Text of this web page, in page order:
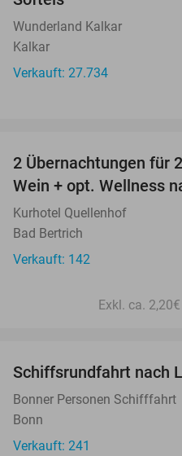
Wunderland Kalkar
Kalkar
Verkauft: 27.734
2 Übernachtungen für
Wein + opt. Wellness
Kurhotel Quellenhof
Bad Bertrich
Verkauft: 142
Exkl. ca.
Schiffsrundfahrt nach
Bonner Personen Schifffahrt
Bonn
Verkauft: 241